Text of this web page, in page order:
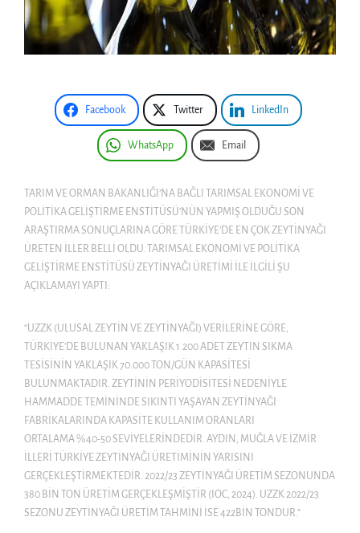
Facebook Twitter LinkedIn
WhatsApp Email
TARIM VE ORMAN BAKANLIĞI’NA BAĞLI TARIMSAL EKONOMI VE
POLITIKA GELIŞTIRME ENSTITÜSÜ’NÜN YAPMIŞ OLDUĞU SON
ARAŞTIRMA SONUÇLARINA GÖRE TÜRKIYE’DE EN ÇOK ZEYTINYAĞI
ÜRETEN ILLER BELLI OLDU. TARIMSAL EKONOMI VE POLITIKA
GELIŞTIRME ENSTITÜSÜ ZEYTINYAĞI ÜRETIMI ILE ILGILI ŞU
AÇIKLAMAYI YAPTI:
“UZZK (ULUSAL ZEYTIN VE ZEYTINYAĞI) VERILERINE GÖRE,
TÜRKIYE’DE BULUNAN YAKLAŞIK 1.200 ADET ZEYTIN SIKMA
TESISININ YAKLAŞIK 70.000 TON/GÜN KAPASITESI
BULUNMAKTADIR. ZEYTININ PERIYODISITESI NEDENIYLE
HAMMADDE TEMININDE SIKINTI YAŞAYAN ZEYTINYAĞI
FABRIKALARINDA KAPASITE KULLANIM ORANLARI
ORTALAMA %40-50 SEVIYELERINDEDIR. AYDIN, MUĞLA VE İZMIR
ILLERI TÜRKIYE ZEYTINYAĞI ÜRETIMININ YARISINI
GERÇEKLEŞTIRMEKTEDIR. 2022/23 ZEYTINYAĞI ÜRETIM SEZONUNDA
380 BIN TON ÜRETIM GERÇEKLEŞMIŞTIR (IOC, 2024). UZZK 2022/23
SEZONU ZEYTINYAĞI ÜRETIM TAHMINI ISE 422BIN TONDUR.”